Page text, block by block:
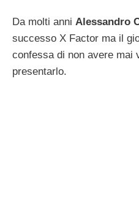
Da molti anni Alessandro
successo X Factor ma il
confessa di non avere mai
presentarlo.